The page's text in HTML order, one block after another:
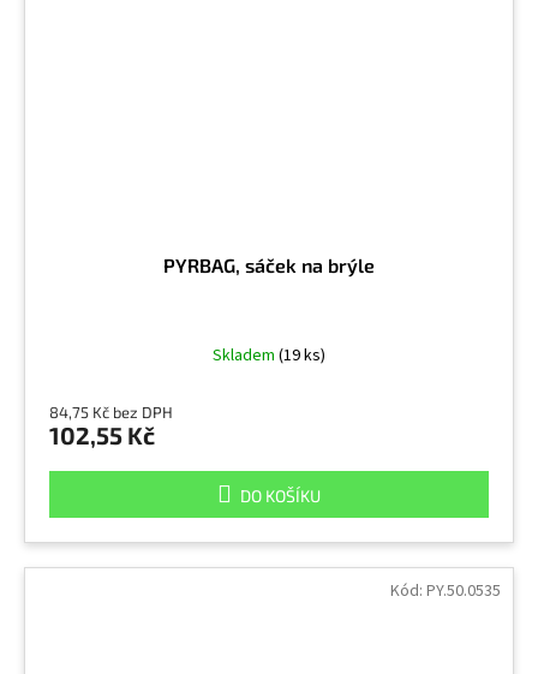
PYRBAG, sáček na brýle
Skladem (19 ks)
84,75 Kč bez DPH
102,55 Kč
DO KOŠÍKU
Kód: PY.50.0535